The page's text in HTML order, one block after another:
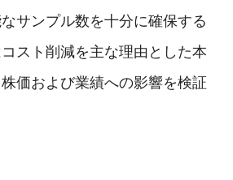
サンプル数を十分に確保する
スト削減を主な理由とした本
価および業績への影響を検証